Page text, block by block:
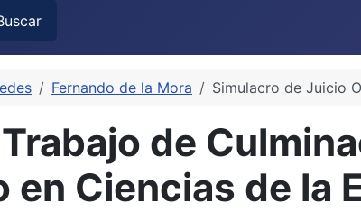
Fernando de la Mora Simulacro de Juicio
de
en Ciencias de la